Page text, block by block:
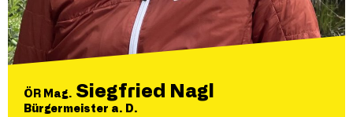
ÖR Mag. Siegfried Nagl
Bürgermeister a. D.